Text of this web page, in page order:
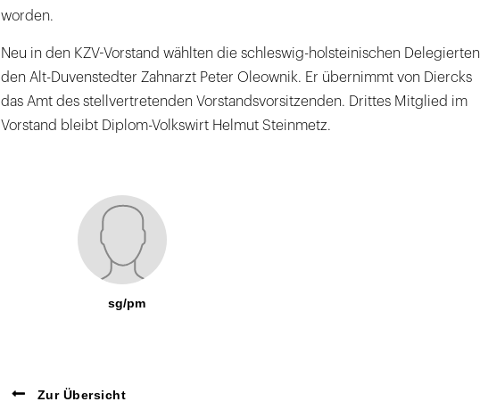
worden.
Neu in den KZV-Vorstand wählten die schleswig-holsteinischen Delegierten
den Alt-Duvenstedter Zahnarzt Peter Oleownik. Er übernimmt von Diercks
das Amt des stellvertretenden Vorstandsvorsitzenden. Drittes Mitglied im
Vorstand bleibt Diplom-Volkswirt Helmut Steinmetz.
sg/pm
Zur Übersicht